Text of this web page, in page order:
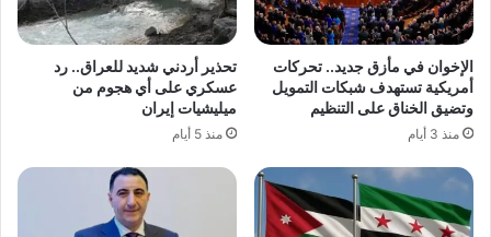
الإخوان في مأزق جديد.. تحركات
أمريكية تستهدف شبكات التمويل
وتضيق الخناق على التنظيم
منذ 3 أيام
تحذير أردني شديد للعراق.. رد
عسكري على أي هجوم من
ميليشيات إيران
منذ 5 أيام